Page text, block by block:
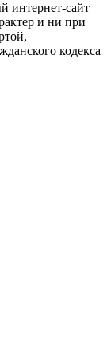
интернет-сайт
и ни при
кодекса